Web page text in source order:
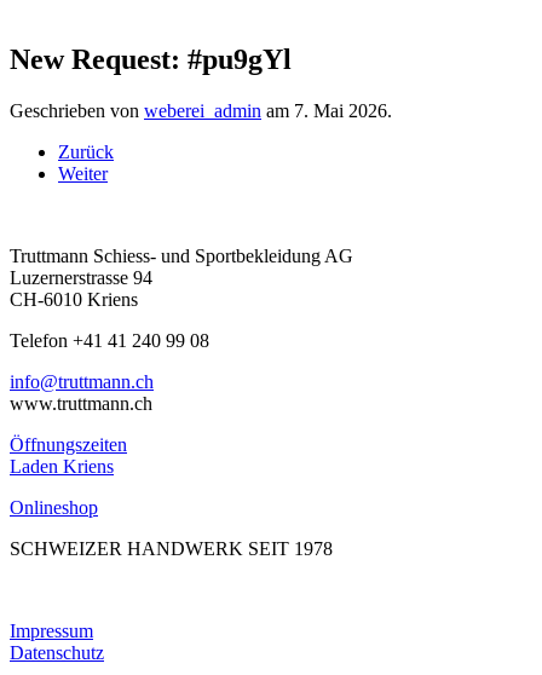
New Request: #pu9gYl
Geschrieben von weberei_admin am 7. Mai 2026.
Zurück
Weiter
Truttmann Schiess- und Sportbekleidung AG
Luzernerstrasse 94
CH-6010 Kriens
Telefon +41 41 240 99 08
hc.nnamtturt@ofni
www.truttmann.ch
Öffnungszeiten
Laden Kriens
Onlineshop
SCHWEIZER HANDWERK SEIT 1978
Impressum
Datenschutz